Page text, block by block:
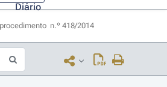
Diário
n.º 418/2014